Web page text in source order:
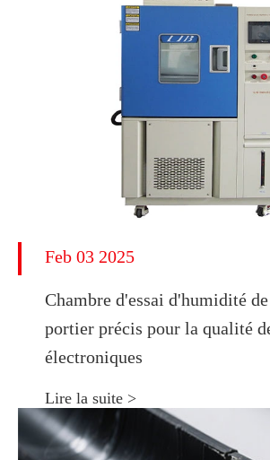
Feb 03 2025
Chambre d'essai d'humidité
portier précis pour la qualité
électroniques
Lire la suite >